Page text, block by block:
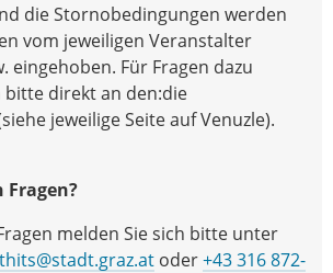
die Stornobedingungen werden
vom jeweiligen Veranstalter
eingehoben. Für Fragen dazu
bitte direkt an den:die
jeweilige Seite auf Venuzle).
Fragen?
melden Sie sich bitte unter
oder+43 316 872-